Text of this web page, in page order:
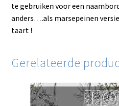
te gebruiken voor een
anders….als marsepeinen
taart !
Gerelateerde